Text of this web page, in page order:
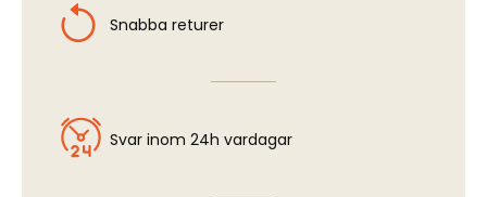
Snabba returer
Svar inom 24h vardagar